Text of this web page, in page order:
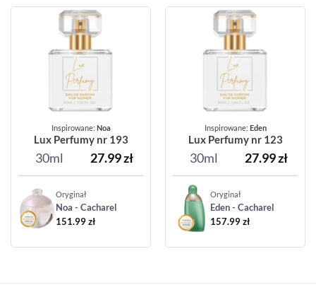
Inspirowane: Noa
Lux Perfumy nr 193
30ml 27.99zł
Oryginał
Noa - Cacharel
151.99zł
Inspirowane: Eden
Lux Perfumy nr 123
30ml 27.99zł
Oryginał
Eden - Cacharel
157.99zł